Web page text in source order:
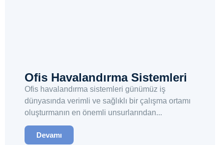
Ofis Havalandırma Sistemleri
Ofis havalandırma sistemleri günümüz iş
dünyasında verimli ve sağlıklı bir çalışma ortamı
oluşturmanın en önemli unsurlarından...
Devamı